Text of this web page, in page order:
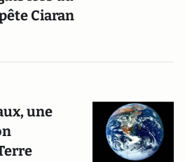
Ciaran
une